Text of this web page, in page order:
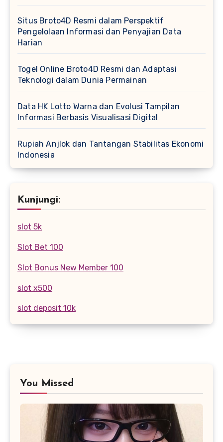
Situs Broto4D Resmi dalam Perspektif
Pengelolaan Informasi dan Penyajian Data
Harian
Togel Online Broto4D Resmi dan Adaptasi
Teknologi dalam Dunia Permainan
Data HK Lotto Warna dan Evolusi Tampilan
Informasi Berbasis Visualisasi Digital
Rupiah Anjlok dan Tantangan Stabilitas Ekonomi
Indonesia
Kunjungi:
slot 5k
Slot Bet 100
Slot Bonus New Member 100
slot x500
slot deposit 10k
You Missed